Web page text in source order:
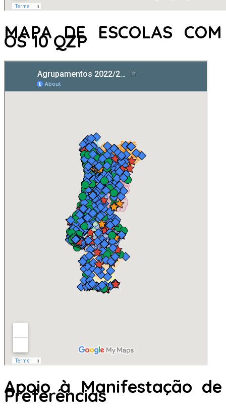
MAPA DE ESCOLAS COM
OS 10 QZP
Apoio à Manifestação de
Preferências